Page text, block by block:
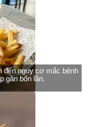
đến nguy cơ mắc bệnh
gần bốn lần.